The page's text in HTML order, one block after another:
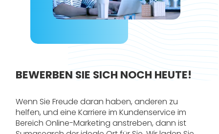
BEWERBEN SIE SICH NOCH HEUTE!
Wenn Sie Freude daran haben, anderen zu
helfen, und eine Karriere im Kundenservice im
Bereich Online-Marketing anstreben, dann ist